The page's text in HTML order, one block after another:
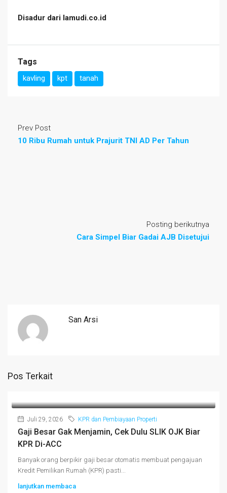
Disadur dari lamudi.co.id
Tags
kavling kpt tanah
Prev Post
10 Ribu Rumah untuk Prajurit TNI AD Per Tahun
Posting berikutnya
Cara Simpel Biar Gadai AJB Disetujui
San Arsi
Pos Terkait
Juli 29, 2026 KPR dan Pembiayaan Properti
Gaji Besar Gak Menjamin, Cek Dulu SLIK OJK Biar
KPR Di-ACC
Banyak orang berpikir gaji besar otomatis membuat pengajuan
Kredit Pemilikan Rumah (KPR) pasti...
lanjutkan membaca